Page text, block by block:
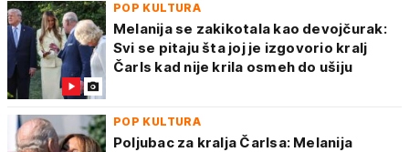
POP KULTURA
Melanija se zakikotala kao devojčurak:
Svi se pitaju šta joj je izgovorio kralj
Čarls kad nije krila osmeh do ušiju
POP KULTURA
Poljubac za kralja Čarlsa: Melanija